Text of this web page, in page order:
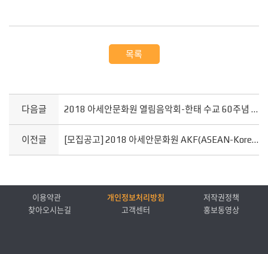
목록
다음글 2018 아세안문화원 열림음악회-한태 수교 60주념 기념 리사이틀 (4.20) 참가 신청 시작
이전글 [모집공고] 2018 아세안문화원 AKF(ASEAN-Korea Futurist) 2기 모집
이용약관 개인정보처리방침
저작권정책
찾아오시는길
고객센터 홍보동영상